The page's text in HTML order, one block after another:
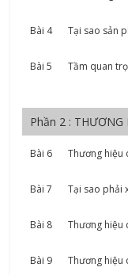
Bài 4 Tại sao sản
Bài 5 Tầm quan
Phần 2 : THƯƠNG
DỰNG THƯƠNG
Bài 6 Thương hiệu
Bài 7 Tại sao phải
Bài 8 Thương hiệu
Bài 9 Thương hiệu